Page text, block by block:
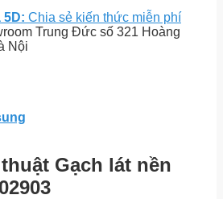
5D: Chia sẻ kiến thức miễn phí
Trung Đức số 321 Hoàng
Nội
Gạch lát nền